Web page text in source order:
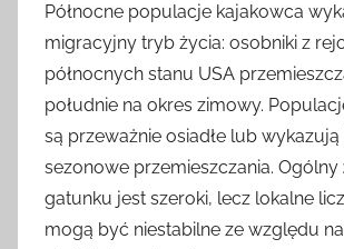
Północne populacje kajakowca
migracyjny tryb życia: osobniki z
północnych stanu USA
południe na okres zimowy.
są przeważnie osiadłe lub wykazują
sezonowe przemieszczania. Ogólny
gatunku jest szeroki, lecz lokalne
mogą być niestabilne ze względu